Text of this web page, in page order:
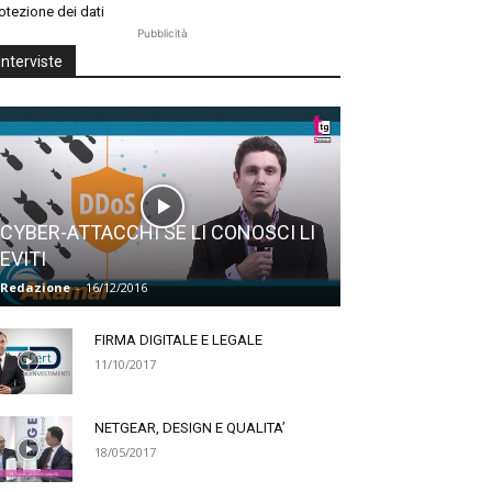
dei dati
Pubblicità
CYBER-ATTACCHI SE LI CONOSCI LI
EVITI
Redazione - 16/12/2016
FIRMA DIGITALE E LEGALE
11/10/2017
NETGEAR, DESIGN E QUALITA’
18/05/2017